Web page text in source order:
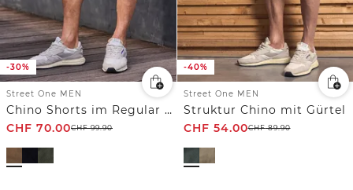
-30%
Street One MEN
Chino Shorts im Regular Fit aus Cord
CHF 70.00CHF99.90
-40%
Street One MEN
Struktur Chino mit Gürtel
CHF 54.00CHF89.90